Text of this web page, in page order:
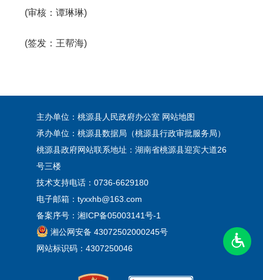
(审核：谭琳琳)
(签发：王帮海)
主办单位：桃源县人民政府办公室 网站地图
承办单位：桃源县数据局（桃源县行政审批服务局）
桃源县政府网站联系地址：湖南省桃源县迎宾大道26
号三楼
技术支持电话：0736-6629180
电子邮箱：tyxxhb@163.com
备案序号： 湘ICP备05003141号-1
湘公网安备 43072502000245号
网站标识码：4307250046